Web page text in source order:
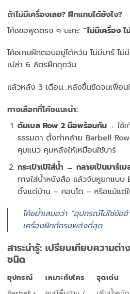
ถ้าไม่มีเครื่องเลย? ฝึกแทนได้ยังไง?
โค้ชขอพูดตรง ๆ นะคะ: “ไม่มีเครื่อง ไ
โค้ชเคยฝึกตอนอยู่ไต้หวัน ไม่มีบาร์ ไ
เปล่า 6 ลิตรฝึกทุกวัน
แล้วหลัง 3 เดือน…หลังขึ้นชัดจนเพื่อน
ทางเลือกที่โค้ชแนะนำ:
ดัมเบล Row 2 มือพร้อมกัน→ ใช้เ
ธรรมดา ตั้งท่าคล้าย Barbell
คุมแนว คุมหลังให้เหมือนใช้บาร์
กระเป๋าเป้ใส่น้ำ → กลายเป็นบาร์เ
ทางใส่น้ำหนังสือ แล้วจับหูยกแบ
ตั้งแต่บ้าน – คอนโด – หรือแม้แต่
โค้ชย้ำเสมอว่า “อุปกรณ์ไม่ใช่ข้อ
เครื่องฝึกที่ทรงพลังที่สุด
สาระน่ารู้: เปรียบเทียบความต่
ชนิด
อุปกรณ์ เหมาะกับใคร จุดเด่น